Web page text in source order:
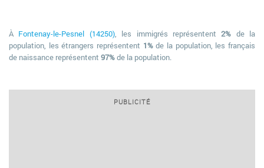
À Fontenay-le-Pesnel (14250), les immigrés représentent2% de la
population, les étrangers représentent 1%de la population, les français
de naissance représentent 97%de la population.
PUBLICITÉ